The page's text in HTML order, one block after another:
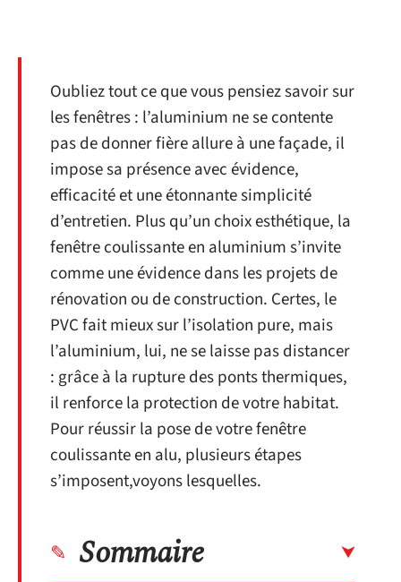
Oubliez tout ce que vous pensiez savoir sur
les fenêtres : l’aluminium ne se contente
pas de donner fière allure à une façade, il
impose sa présence avec évidence,
efficacité et une étonnante simplicité
d’entretien. Plus qu’un choix esthétique, la
fenêtre coulissante en aluminium s’invite
comme une évidence dans les projets de
rénovation ou de construction. Certes, le
PVC fait mieux sur l’isolation pure, mais
l’aluminium, lui, ne se laisse pas distancer
: grâce à la rupture des ponts thermiques,
il renforce la protection de votre habitat.
Pour réussir la pose de votre fenêtre
coulissante en alu, plusieurs étapes
s’imposent,voyons lesquelles.
Sommaire